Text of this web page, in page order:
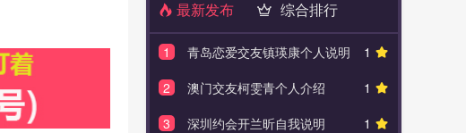
最新发布 综合排行
1
1
青岛恋爱交友镇瑛康个人说明
1
2
澳门交友柯雯青个人介绍
1
3
深圳约会开兰昕自我说明